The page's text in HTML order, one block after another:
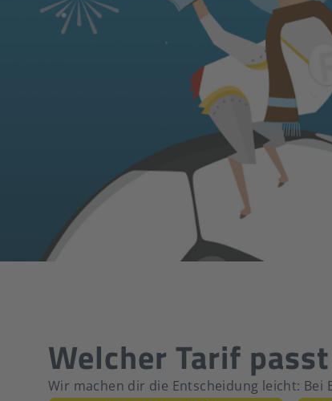
Welcher Tarif
Wir machen dir die Entscheidung leicht: Bei